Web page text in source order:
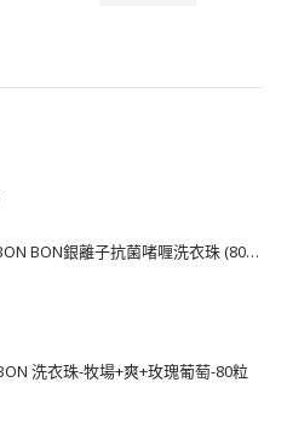
[J206232] 日本BON BON銀離子抗菌啫喱洗衣珠 (80粒)
洗衣珠-牧場+爽+玫瑰葡萄-80粒